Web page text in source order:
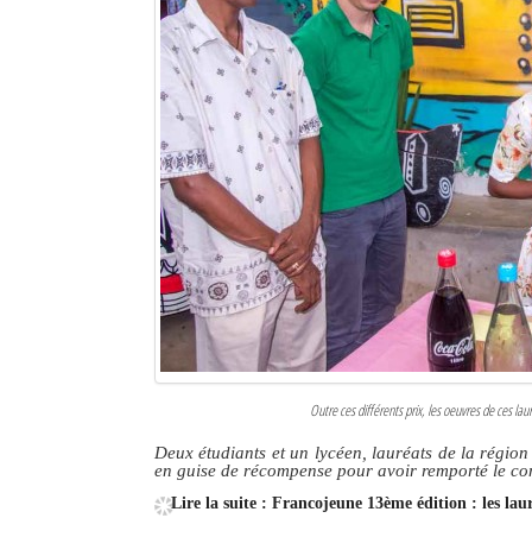
Outre ces différents prix, les oeuvres de ces
Deux étudiants et un lycéen, lauréats de la
en guise de récompense pour avoir remporté le
Lire la suite : Francojeune 13ème édition : les